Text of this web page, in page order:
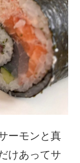
ーモンと真
けあってサ